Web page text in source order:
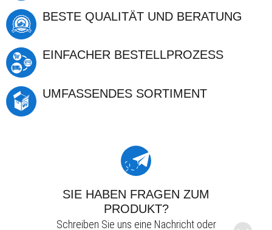
BESTE QUALITÄT UND BERATUNG
EINFACHER BESTELLPROZESS
UMFASSENDES SORTIMENT
SIE HABEN FRAGEN ZUM
PRODUKT?
Schreiben Sie uns eine Nachricht oder